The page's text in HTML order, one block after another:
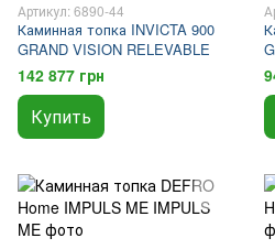
Артикул: 6890-44
Каминная топка INVICTA 900
GRAND VISION RELEVABLE
142 877 грн
Купить